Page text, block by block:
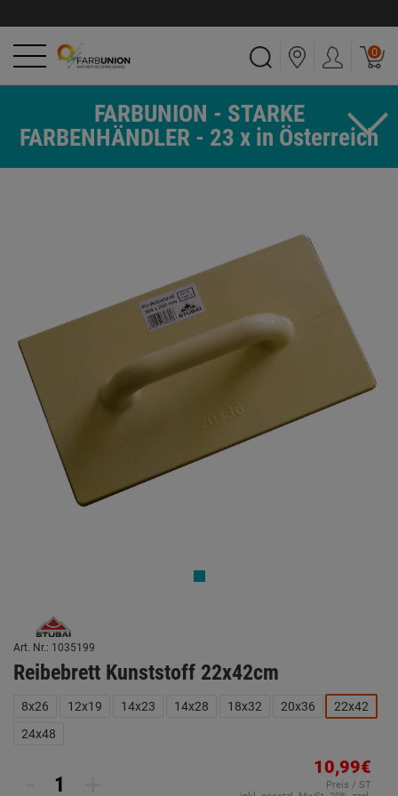
0
FARBUNION - STARKE
FARBENHÄNDLER - 23 x in Österreich
Art. Nr.: 1035199
Reibebrett Kunststoff 22x42cm
8x26 12x19 14x23 14x28 18x32 20x36
22x42
24x48
10,99€
Preis / ST